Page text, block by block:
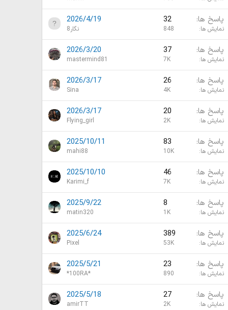
پاسخ ها 32
نمایش ها 848
2026/4/19
نگار8
پاسخ ها 37
نمایش ها 7K
2026/3/20
mastermind81
پاسخ ها 26
نمایش ها 4K
2026/3/17
Sina
پاسخ ها 20
نمایش ها 2K
2026/3/17
Flying_girl
پاسخ ها 83
نمایش ها 10K
2025/10/11
mahi88
پاسخ ها 46
نمایش ها 7K
2025/10/10
Karimi_f
پاسخ ها 8
نمایش ها 1K
2025/9/22
matin320
پاسخ ها 389
نمایش ها 53K
2025/6/24
Pixel
پاسخ ها 23
نمایش ها 890
2025/5/21
*100RA*
پاسخ ها 27
نمایش ها 2K
2025/5/18
amirTT